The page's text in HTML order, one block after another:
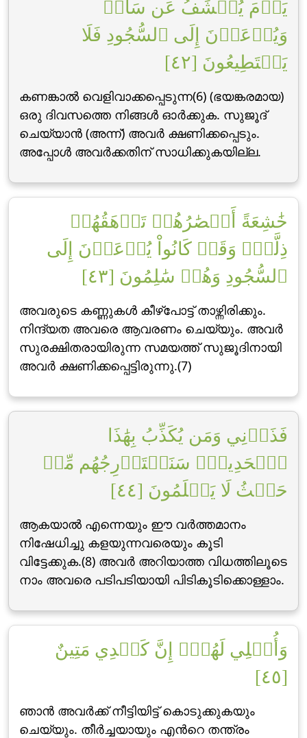
يَوۡمَ يُكۡشَفُ عَن سَاقٖ
وَيُدۡعَوۡنَ إِلَى ٱلسُّجُودِ فَلَا
يَسۡتَطِيعُونَ [٤٢]
കണങ്കാല്‍ വെളിവാക്കപ്പെടുന്ന(6) (ഭയങ്കരമായ)
ഒരു ദിവസത്തെ നിങ്ങള്‍ ഓര്‍ക്കുക. സുജൂദ്
ചെയ്യാന്‍ (അന്ന്‌) അവര്‍ ക്ഷണിക്കപ്പെടും.
അപ്പോള്‍ അവര്‍ക്കതിന് സാധിക്കുകയില്ല.
خَٰشِعَةً أَبۡصَٰرُهُمۡ تَرۡهَقُهُمۡ
ذِلَّةٞۖ وَقَدۡ كَانُواْ يُدۡعَوۡنَ إِلَى
ٱلسُّجُودِ وَهُمۡ سَٰلِمُونَ [٤٣]
അവരുടെ കണ്ണുകള്‍ കീഴ്പോട്ട് താഴ്ന്നിരിക്കും.
നിന്ദ്യത അവരെ ആവരണം ചെയ്യും. അവര്‍
സുരക്ഷിതരായിരുന്ന സമയത്ത് സുജൂദിനായി
അവര്‍ ക്ഷണിക്കപ്പെട്ടിരുന്നു.(7)
فَذَرۡنِي وَمَن يُكَذِّبُ بِهَٰذَا
ٱلۡحَدِيثِۖ سَنَسۡتَدۡرِجُهُم مِّنۡ
حَيۡثُ لَا يَعۡلَمُونَ [٤٤]
ആകയാല്‍ എന്നെയും ഈ വര്‍ത്തമാനം
നിഷേധിച്ചു കളയുന്നവരെയും കൂടി
വിട്ടേക്കുക.(8) അവര്‍ അറിയാത്ത വിധത്തിലൂടെ
നാം അവരെ പടിപടിയായി പിടികൂടിക്കൊള്ളാം.
وَأُمۡلِي لَهُمۡۚ إِنَّ كَيۡدِي مَتِينٌ
[٤٥]
ഞാന്‍ അവര്‍ക്ക് നീട്ടിയിട്ട് കൊടുക്കുകയും
ചെയ്യും. തീര്‍ച്ചയായും എന്‍റെ തന്ത്രം